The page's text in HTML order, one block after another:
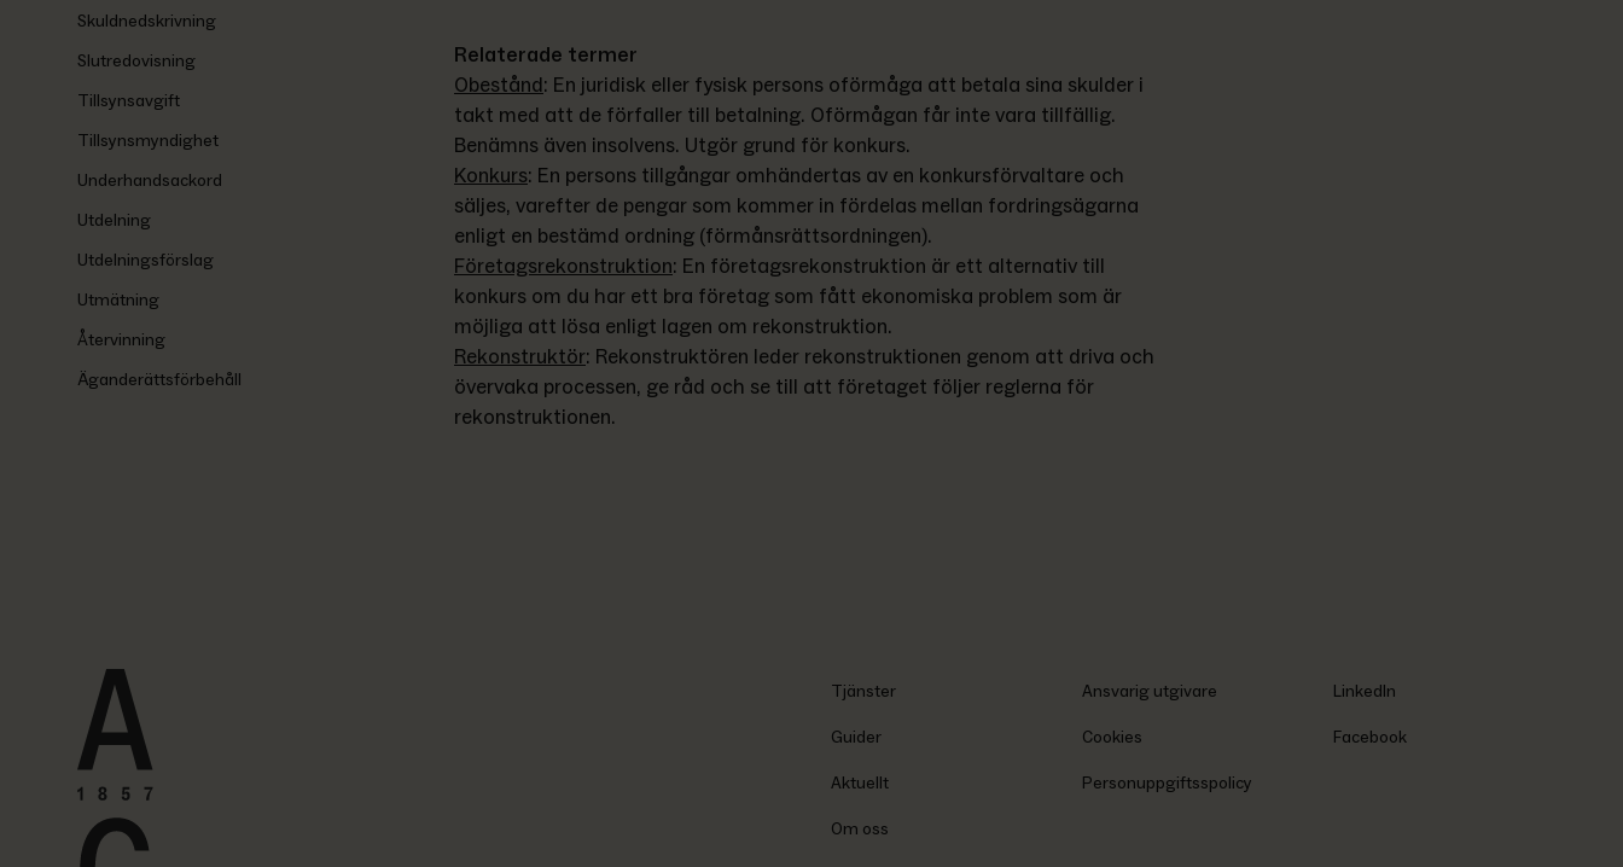
Skuldnedskrivning
Slutredovisning
Tillsynsavgift
Tillsynsmyndighet
Underhandsackord
Utdelning
Utdelningsförslag
Utmätning
Återvinning
Äganderättsförbehåll
Relaterade termer
Obestånd: En juridisk eller fysisk persons oförmåga att betala sina skulder i
takt med att de förfaller till betalning. Oförmågan får inte vara tillfällig.
Benämns även insolvens. Utgör grund för konkurs.
Konkurs: En persons tillgångar omhändertas av en konkursförvaltare och
säljes, varefter de pengar som kommer in fördelas mellan fordringsägarna
enligt en bestämd ordning (förmånsrättsordningen).
Företagsrekonstruktion: En företagsrekonstruktion är ett alternativ till
konkurs om du har ett bra företag som fått ekonomiska problem som är
möjliga att lösa enligt lagen om rekonstruktion.
Rekonstruktör: Rekonstruktören leder rekonstruktionen genom att driva och
övervaka processen, ge råd och se till att företaget följer reglerna för
rekonstruktionen.
Tjänster
Guider
Aktuellt
Om oss
Ansvarig utgivare
Cookies
Personuppgiftsspolicy
LinkedIn
Facebook